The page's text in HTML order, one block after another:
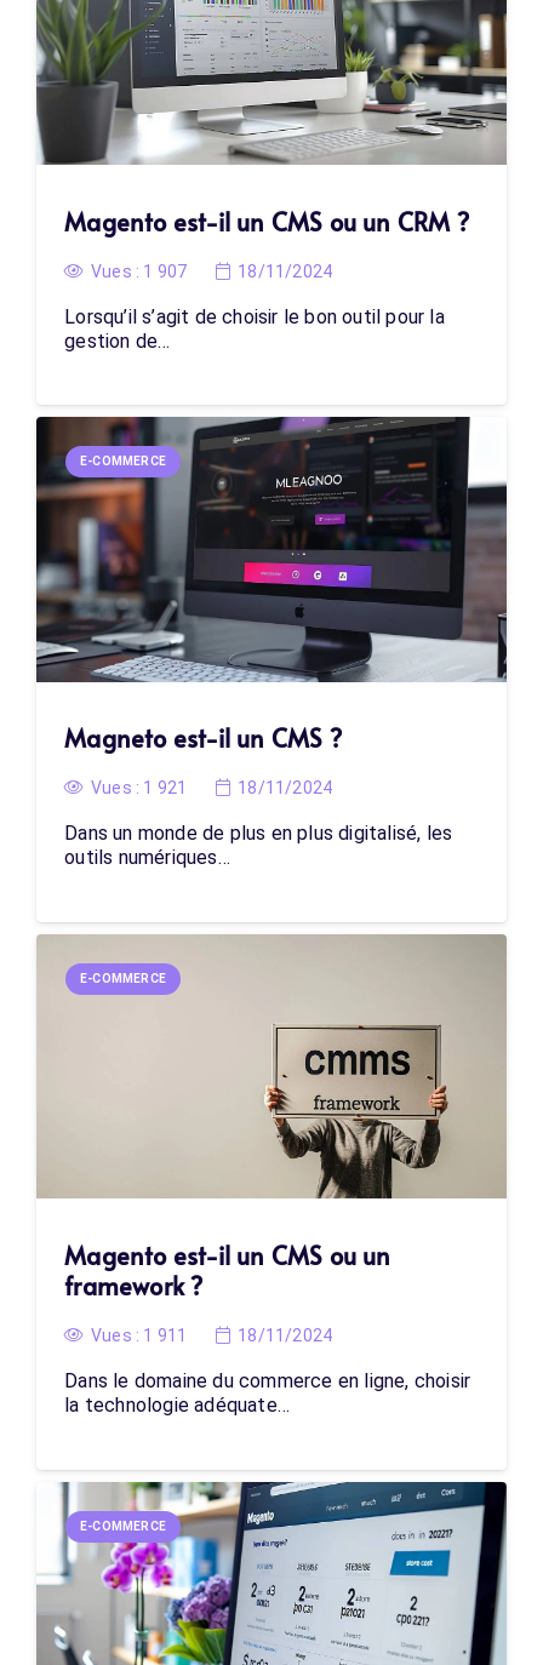
Magento est-il un CMS ou un CRM ?
Vues : 1 907 18/11/2024
Lorsqu’il s’agit de choisir le bon outil pour la
gestion de…
E-COMMERCE
Magneto est-il un CMS ?
Vues : 1 921 18/11/2024
Dans un monde de plus en plus digitalisé, les
outils numériques…
E-COMMERCE
Magento est-il un CMS ou un
framework ?
Vues : 1 911 18/11/2024
Dans le domaine du commerce en ligne, choisir
la technologie adéquate…
E-COMMERCE